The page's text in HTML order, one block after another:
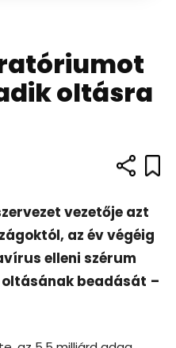
oltásra
vezetője azt
az év végéig
elleni szérum
beadását –